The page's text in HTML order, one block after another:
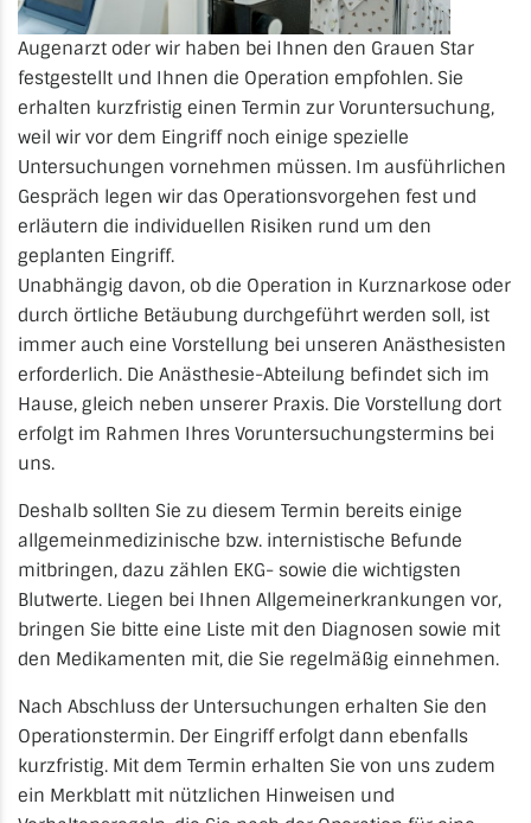
Augenarzt oder wir haben bei Ihnen den Grauen Star
festgestellt und Ihnen die Operation empfohlen. Sie
erhalten kurzfristig einen Termin zur Voruntersuchung,
weil wir vor dem Eingriff noch einige spezielle
Untersuchungen vornehmen müssen. Im ausführlichen
Gespräch legen wir das Operationsvorgehen fest und
erläutern die individuellen Risiken rund um den
geplanten Eingriff.
Unabhängig davon, ob die Operation in Kurznarkose oder
durch örtliche Betäubung durchgeführt werden soll, ist
immer auch eine Vorstellung bei unseren Anästhesisten
erforderlich. Die Anästhesie-Abteilung befindet sich im
Hause, gleich neben unserer Praxis. Die Vorstellung dort
erfolgt im Rahmen Ihres Voruntersuchungstermins bei
uns.
Deshalb sollten Sie zu diesem Termin bereits einige
allgemeinmedizinische bzw. internistische Befunde
mitbringen, dazu zählen EKG- sowie die wichtigsten
Blutwerte. Liegen bei Ihnen Allgemeinerkrankungen vor,
bringen Sie bitte eine Liste mit den Diagnosen sowie mit
den Medikamenten mit, die Sie regelmäßig einnehmen.
Nach Abschluss der Untersuchungen erhalten Sie den
Operationstermin. Der Eingriff erfolgt dann ebenfalls
kurzfristig. Mit dem Termin erhalten Sie von uns zudem
ein Merkblatt mit nützlichen Hinweisen und